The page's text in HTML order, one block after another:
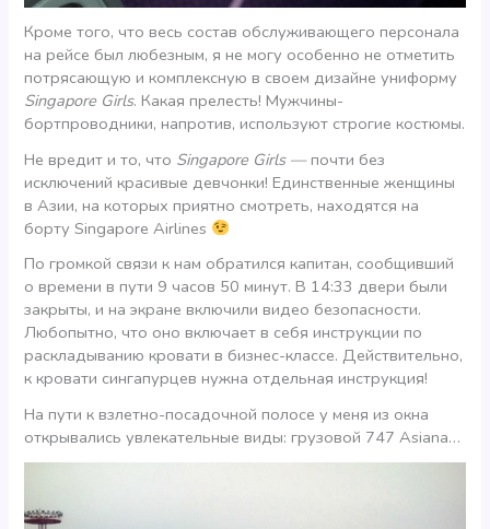
Кроме того, что весь состав обслуживающего персонала
на рейсе был любезным, я не могу особенно не отметить
потрясающую и комплексную в своем дизайне униформу
Singapore Girls. Какая прелесть! Мужчины-
бортпроводники, напротив, используют строгие костюмы.
Не вредит и то, что Singapore Girls —почти без
исключений красивые девчонки! Единственные женщины
в Азии, на которых приятно смотреть, находятся на
борту Singapore Airlines
По громкой связи к нам обратился капитан, сообщивший
о времени в пути 9 часов 50 минут. В 14:33 двери были
закрыты, и на экране включили видео безопасности.
Любопытно, что оно включает в себя инструкции по
раскладыванию кровати в бизнес-классе. Действительно,
к кровати сингапурцев нужна отдельная инструкция!
На пути к взлетно-посадочной полосе у меня из окна
открывались увлекательные виды: грузовой 747 Asiana…